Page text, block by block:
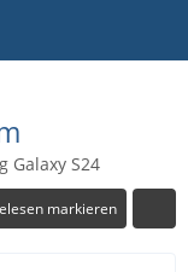
Galaxy S24
markieren